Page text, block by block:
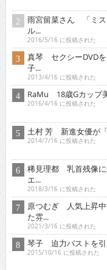
雨宮留菜さん 「ミス
ル...
2016/5/16 に投稿された
真琴 セクシーDVD
子...
2013/4/16 に投稿された
RaMu 18歳Gカップ
2016/4/16 に投稿された
土村 芳 新進女優が
2014/7/16 に投稿された
稀見理都 乳首残像
エ...
2018/3/16 に投稿された
原つむぎ 人気上昇中
た雰...
2021/3/16 に投稿された
琴子 迫力バストを引
2015/10/16 に投稿された